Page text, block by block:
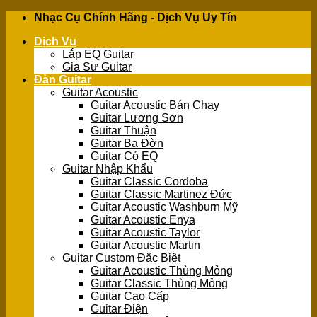
Skip
content
Nhạc Cụ Chính Hãng - Dịch Vụ Uy Tín
Dịch Vụ
Lắp EQ Guitar
Gia Sư Guitar
Đàn Guitar
Guitar Acoustic
Guitar Acoustic Bán Chạy
Guitar Lương Sơn
Guitar Thuận
Guitar Ba Đờn
Guitar Có EQ
Guitar Nhập Khẩu
Guitar Classic Cordoba
Guitar Classic Martinez Đức
Guitar Acoustic Washburn Mỹ
Guitar Acoustic Enya
Guitar Acoustic Taylor
Guitar Acoustic Martin
Guitar Custom Đặc Biệt
Guitar Acoustic Thùng Mỏng
Guitar Classic Thùng Mỏng
Guitar Cao Cấp
Guitar Điện